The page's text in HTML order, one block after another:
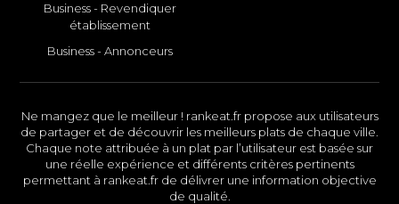
Business - Revendiquer
établissement
Business - Annonceurs
Ne mangez que le meilleur ! rankeat.fr propose aux utilisateurs
de partager et de découvrir les meilleurs plats de chaque ville.
Chaque note attribuée à un plat par l’utilisateur est basée sur
une réelle expérience et différents critères pertinents
permettant à rankeat.fr de délivrer une information objective
de qualité.